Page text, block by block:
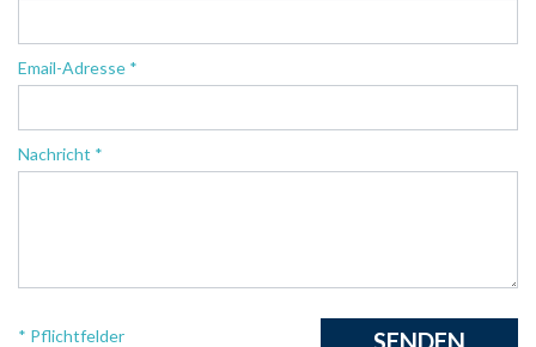
Email-Adresse *
Nachricht *
* Pflichtfelder